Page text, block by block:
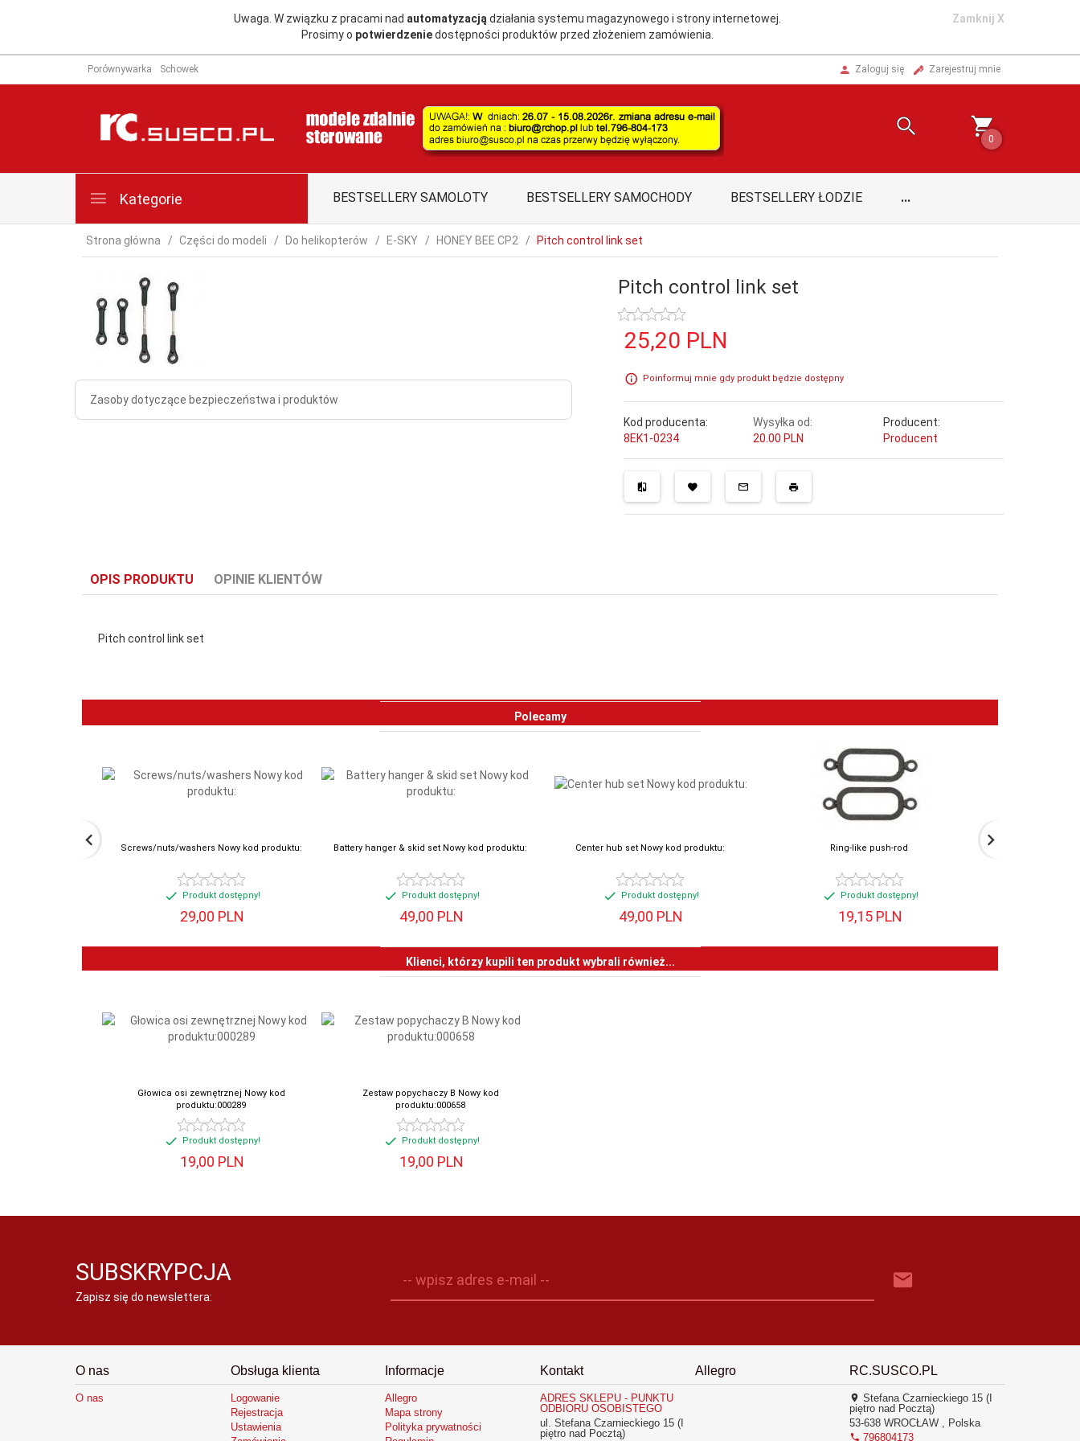
Uwaga. W związku z pracami nad automatyzacjądziałania systemu magazynowego i strony internetowej.
Prosimy o potwierdzeniedostępności produktów przed złożeniem zamówienia.
Zamknij X
Porównywarka Schowek Zaloguj się Zarejestruj mnie
0
Kategorie BESTSELLERY SAMOLOTY BESTSELLERY SAMOCHODY BESTSELLERY ŁODZIE ...
Strona główna Części do modeli Do helikopterów E-SKY HONEY BEE CP2 Pitch control link set
Zasoby dotyczące bezpieczeństwa i produktów
Pitch control link set
25,20 PLN
Poinformuj mnie gdy produkt będzie dostępny
Kod producenta:
8EK1-0234
Wysyłka od:
20.00 PLN
Producent:
Producent
OPIS PRODUKTU OPINIE KLIENTÓW
Pitch control link set
Polecamy
Screws/nuts/washers Nowy kod produktu:
Produkt dostępny!
29,00 PLN
Battery hanger & skid set Nowy kod produktu:
Produkt dostępny!
49,00 PLN
Center hub set Nowy kod produktu:
Produkt dostępny!
49,00 PLN
Ring-like push-rod
Produkt dostępny!
19,15 PLN
Klienci, którzy kupili ten produkt wybrali również...
Głowica osi zewnętrznej Nowy kod
produktu:000289
Produkt dostępny!
19,00 PLN
Zestaw popychaczy B Nowy kod
produktu:000658
Produkt dostępny!
19,00 PLN
SUBSKRYPCJA
Zapisz się do newslettera:
-- wpisz adres e-mail --
O nas
O nas
Obsługa klienta
Logowanie
Rejestracja
Ustawienia
Informacje
Allegro
Mapa strony
Polityka prywatności
Kontakt
ADRES SKLEPU - PUNKTU
ODBIORU OSOBISTEGO
ul. Stefana Czarnieckiego 15 (I
piętro nad Pocztą)
Allegro RC.SUSCO.PL
Stefana Czarnieckiego 15 (I
piętro nad Pocztą)
53-638 WROCŁAW
Polska
796804173